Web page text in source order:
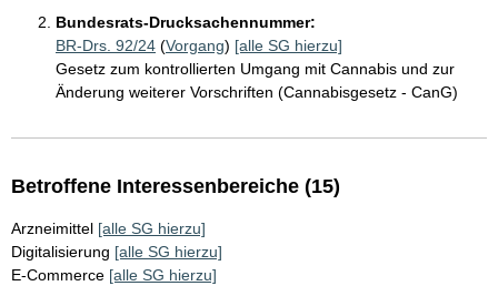
Bundesrats-Drucksachennummer:
BR-Drs. 92/24 (Vorgang) [alle SG hierzu]
Gesetz zum kontrollierten Umgang mit Cannabis und zur
Änderung weiterer Vorschriften (Cannabisgesetz - CanG)
Betroffene Interessenbereiche (15)
Arzneimittel [alle SG hierzu]
Digitalisierung [alle SG hierzu]
E-Commerce [alle SG hierzu]